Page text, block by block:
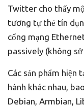
Twitter cho thấy
tương tự thẻ tín
cổng mạng
passively (không
Các sản phẩm hiện
hành khác nhau,
Debian, Armbian,